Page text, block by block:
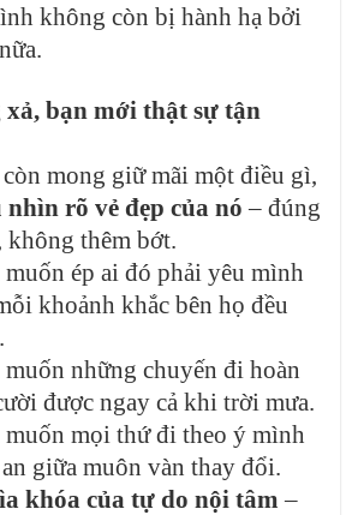
không còn bị hành hạ bởi
bạn mới thật sự tận
mong giữ mãi một điều gì,
nhìn rõ vẻ đẹp của nó – đúng
không thêm bớt.
ép ai đó phải yêu mình
khoảnh khắc bên họ đều
những chuyến đi hoàn
được ngay cả khi trời mưa.
mọi thứ đi theo ý mình
giữa muôn vàn thay đổi.
khóa của tự do nội tâm –